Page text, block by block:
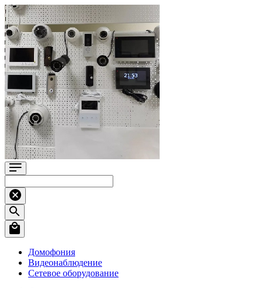
Домофония
Видеонаблюдение
Сетевое оборудование